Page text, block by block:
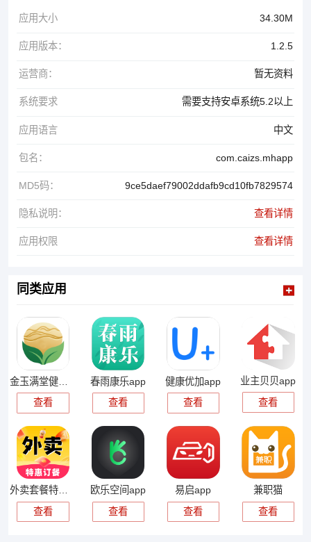
应用大小 34.30M
应用版本： 1.2.5
运营商： 暂无资料
系统要求 需要支持安卓系统5.2以上
应用语言 中文
包名： com.caizs.mhapp
MD5码： 9ce5daef79002ddafb9cd10fb7829574
隐私说明： 查看详情
应用权限 查看详情
同类应用
金玉满堂健康app
查看
春雨康乐app
查看
健康优加app
查看
业主贝贝app
查看
外卖套餐特惠app
查看
欧乐空间app
查看
易启app
查看
兼职猫
查看